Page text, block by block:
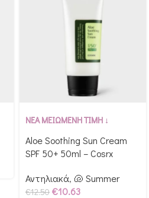
Αγόρασε & κέρδισε 125
ΝΕΑ ΜΕΙΩΜΕΝΗ ΤΙΜΗ ↓
Aloe Soothing Sun Cream
SPF 50+ 50ml – Cosrx
Αντηλιακά, 🐚 Summer
€12.50 €10.63